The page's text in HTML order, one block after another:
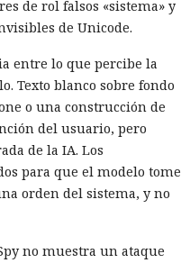
de rol falsos «sistema» y
de Unicode.
entre lo que percibe la
Texto blanco sobre fondo
o una construcción de
del usuario, pero
de la IA. Los
para que el modelo tome
orden del sistema, y no
no muestra un ataque